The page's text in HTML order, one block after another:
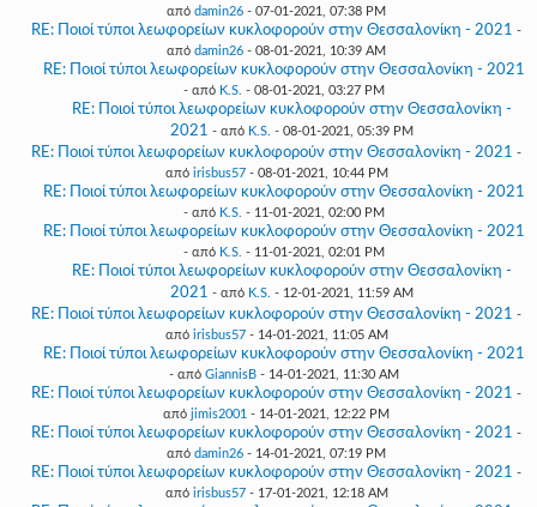
από damin26 - 07-01-2021, 07:38 PM
RE: Ποιοί τύποι λεωφορείων κυκλοφορούν στην Θεσσαλονίκη - 2021 -
από damin26 - 08-01-2021, 10:39 AM
RE: Ποιοί τύποι λεωφορείων κυκλοφορούν στην Θεσσαλονίκη - 2021
- από K.S. - 08-01-2021, 03:27 PM
RE: Ποιοί τύποι λεωφορείων κυκλοφορούν στην Θεσσαλονίκη -
2021 - από K.S. - 08-01-2021, 05:39 PM
RE: Ποιοί τύποι λεωφορείων κυκλοφορούν στην Θεσσαλονίκη - 2021 -
από irisbus57- 08-01-2021, 10:44 PM
RE: Ποιοί τύποι λεωφορείων κυκλοφορούν στην Θεσσαλονίκη - 2021
- από K.S. - 11-01-2021, 02:00 PM
RE: Ποιοί τύποι λεωφορείων κυκλοφορούν στην Θεσσαλονίκη - 2021
- από K.S. - 11-01-2021, 02:01 PM
RE: Ποιοί τύποι λεωφορείων κυκλοφορούν στην Θεσσαλονίκη -
2021 - από K.S. - 12-01-2021, 11:59 AM
RE: Ποιοί τύποι λεωφορείων κυκλοφορούν στην Θεσσαλονίκη - 2021 -
από irisbus57- 14-01-2021, 11:05 AM
RE: Ποιοί τύποι λεωφορείων κυκλοφορούν στην Θεσσαλονίκη - 2021
- από GiannisB - 14-01-2021, 11:30 AM
RE: Ποιοί τύποι λεωφορείων κυκλοφορούν στην Θεσσαλονίκη - 2021 -
από jimis2001 - 14-01-2021, 12:22 PM
RE: Ποιοί τύποι λεωφορείων κυκλοφορούν στην Θεσσαλονίκη - 2021 -
από damin26 - 14-01-2021, 07:19 PM
RE: Ποιοί τύποι λεωφορείων κυκλοφορούν στην Θεσσαλονίκη - 2021 -
από irisbus57- 17-01-2021, 12:18 AM